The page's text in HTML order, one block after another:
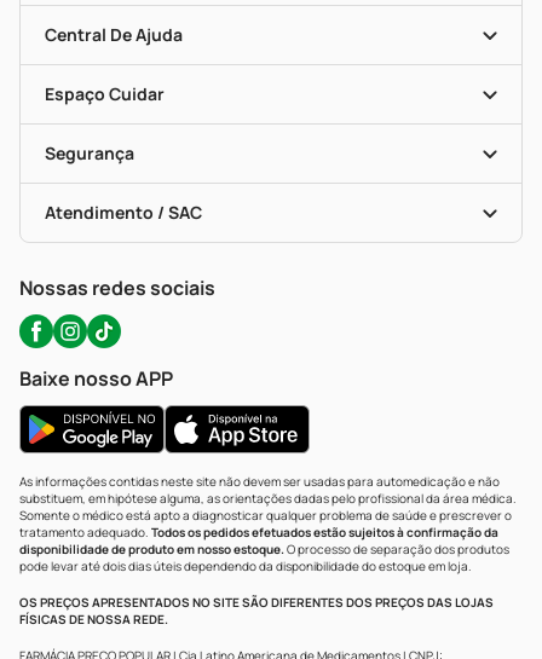
Mapa De Categorias
Blog Da PP
Seja Uma Loja Parceira
Clube PP
Convênios
Programa Popular Do Brasil
Encarte De Ofertas
Dermaclub
Descontos De Laboratório (PBM)
Cupons E Ofertas
Central De Ajuda
Entrega
Recompra Programada
Compras Com Receita
Alomed (tele-Entrega)
Formas De Pagamento
Troca E Devolução
Bulas De A A Z
Políticas De Marketplace
Espaço Cuidar
Vacinas
Serviços Farmacêuticos
Testes Rápidos
Autoteste Covid-19
Segurança
Certificado De Segurança
Portal Da Privacidade
Atendimento / SAC
WhatsApp (47) 9202-1687
Nossas redes sociais
Baixe nosso APP
As informações contidas neste site não devem ser usadas para automedicação e não
substituem, em hipótese alguma, as orientações dadas pelo profissional da área médica.
Somente o médico está apto a diagnosticar qualquer problema de saúde e prescrever o
tratamento adequado. Todos os pedidos efetuados estão sujeitos à confirmação da
disponibilidade de produto em nosso estoque.O processo de separação dos produtos
pode levar até dois dias úteis dependendo da disponibilidade do estoque em loja.
OS PREÇOS APRESENTADOS NO SITE SÃO DIFERENTES DOS PREÇOS DAS LOJAS
FÍSICAS DE NOSSA REDE.
FARMÁCIA PREÇO POPULAR | Cia Latino Americana de Medicamentos | CNPJ: